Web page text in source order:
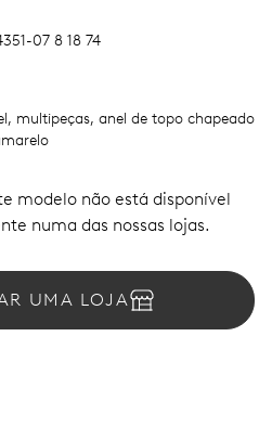
07 8 18 74
multipeças, anel de topo chapeado
modelo não está disponível
numa das nossas lojas.
UMA LOJA